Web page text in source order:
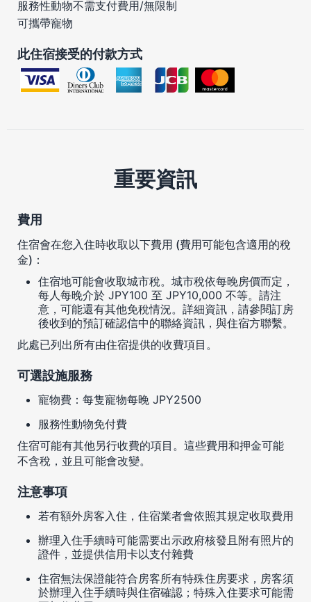
服務性動物不需支付費用/無限制
可攜帶寵物
此住宿接受的付款方式
重要資訊
費用
住宿會在您入住時收取以下費用 (費用可能包含適用的稅
金)：
住宿地可能會收取城市稅。城市稅依每晚房價而定，
每人每晚介於 JPY100 至 JPY10,000 不等。請注
意，可能還有其他免稅情況。詳細資訊，請參閱訂房
後收到的預訂確認信中的聯絡資訊，與住宿方聯繫。
此處已列出所有由住宿提供的收費項目。
可選設施服務
寵物費：每隻寵物每晚 JPY2500
服務性動物免付費
住宿可能有其他另行收費的項目。這些費用和押金可能
不含稅，並且可能會改變。
注意事項
若有額外房客入住，住宿業者會依照其規定收取費用
辦理入住手續時可能需要出示政府核發且附有照片的
證件，並提供信用卡以支付雜費
住宿無法保證能符合房客所有特殊住房要求，房客須
於辦理入住手續時與住宿確認；特殊入住要求可能需